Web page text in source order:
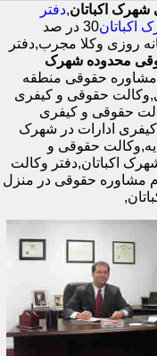
اکباتان,دفتر
اکباتان
30 در صد
,شبانه روزی وکلا مجرب,دفتر
محدوده شهرک
حقوقی منطقه
حقوقی و کیفری
حقوقی و کیفری
ادارات در شهرک
حقوقی و
اکباتان,دفتر وکالت
مشاوره حقوقی در منزل